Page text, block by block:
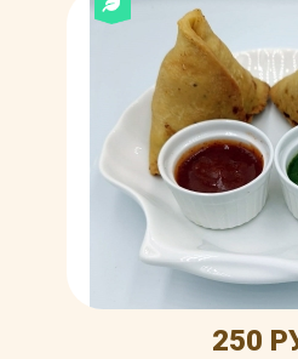
250